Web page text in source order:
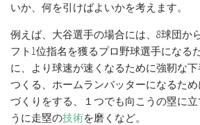
いか、何を引けばよいかを考えます。
例えば、大谷選手の場合には、8球団か
フト1位指名を獲るプロ野球選手になる
に、より球速が速くなるために強靭な
つくる、ホームランバッターになるた
づくりをする、１つでも向こうの塁に立
うに走塁の技術を磨くなど。